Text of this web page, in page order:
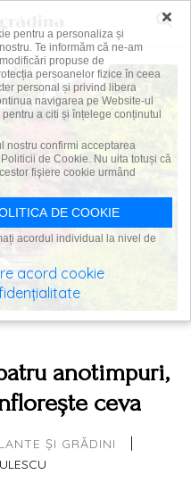
anotimpuri,
ceva
ȘI GRĂDINI |
×
pentru a personaliza și
Te informăm că ne-am
propuse de
persoanelor fizice în ceea
personal și privind libera
navigarea pe Website-ul
a citi și înțelege conținutul
nostru confirmi acceptarea
de Cookie. Nu uita totuși că
fişiere cookie urmând
DE COOKIE
acordul individual la nivel de
acord cookie